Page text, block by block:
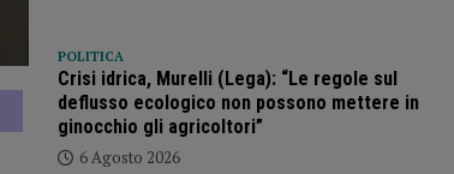
POLITICA
Crisi idrica, Murelli (Lega): “Le regole sul
deflusso ecologico non possono mettere in
ginocchio gli agricoltori”
6 Agosto 2026